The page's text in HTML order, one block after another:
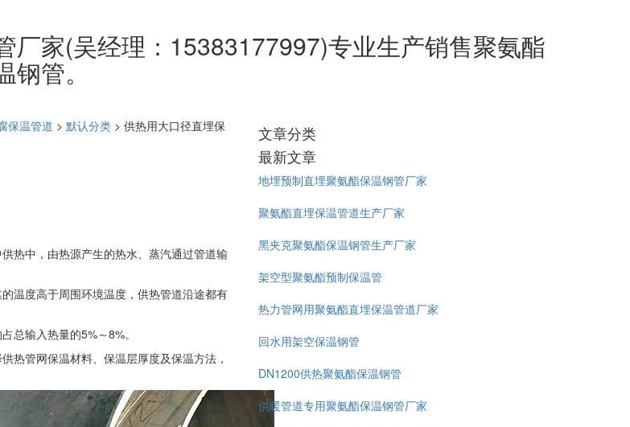
厂家(吴经理：15383177997)专业生产销售聚氨酯
管。
保温管道 > 默认分类 > 供热用大口径直埋保
热中，由热源产生的热水、蒸汽通过管道输
温度高于周围环境温度，供热管道沿途都有
总输入热量的5%～8%。
热管网保温材料、保温层厚度及保温方法，
文章分类
最新文章
地埋预制直埋聚氨酯保温钢管厂家
聚氨酯直埋保温管道生产厂家
黑夹克聚氨酯保温钢管生产厂家
架空型聚氨酯预制保温管
热力管网用聚氨酯直埋保温管道厂家
回水用架空保温钢管
DN1200供热聚氨酯保温钢管
供暖管道专用聚氨酯保温钢管厂家